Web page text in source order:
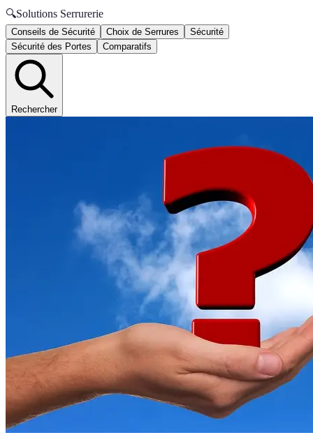
🔍Solutions Serrurerie
Conseils de Sécurité Choix de Serrures
Sécurité
Sécurité des Portes
Comparatifs
Rechercher